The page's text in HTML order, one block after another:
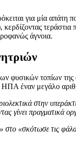
για μία απάτη
κερδίζοντας
άγνοια.
φυσικών τοπίων της
έναν μεγάλο
στην
γίνει πραγματικά
στο «σκότωσε τις